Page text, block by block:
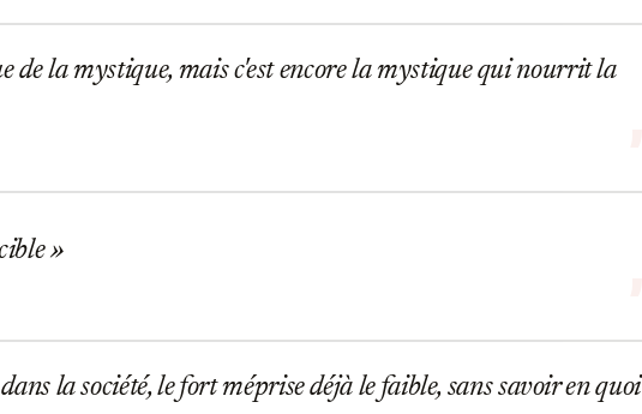
de la mystique, mais c'est encore la mystique qui nourrit la
la société, le fort méprise déjà le faible, sans savoir en quoi